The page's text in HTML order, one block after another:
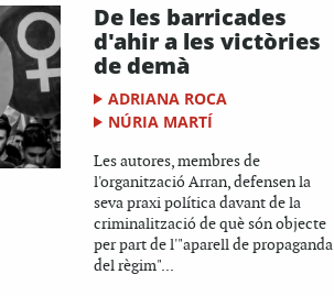
De les barricades
d'ahir a les victòries
de demà
ADRIANA ROCA
NÚRIA MARTÍ
Les autores, membres de
l'organització Arran, defensen la
seva praxi política davant de la
criminalització de què són objecte
per part de l'"aparell de propaganda
del règim"...